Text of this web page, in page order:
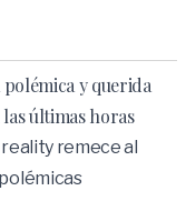
polémica y querida
últimas horas
remece al